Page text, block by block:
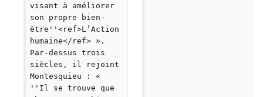
visant à améliorer
son propre bien-
être''<ref>L’Action
humaine</ref> ».
Par-dessus trois
siècles, il rejoint
Montesquieu : «
''Il se trouve que